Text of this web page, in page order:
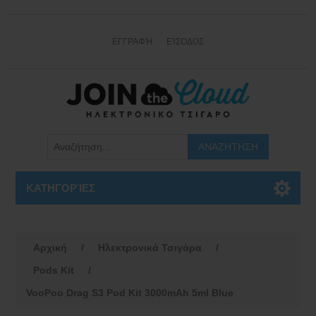
ΕΓΓΡΑΦΉ ΕΊΣΟΔΟΣ
ΚΑΤΗΓΟΡΊΕΣ
Αρχική / Ηλεκτρονικά Τσιγάρα
/
Pods Kit
/
VooPoo Drag S3 Pod Kit 3000mAh 5ml Blue